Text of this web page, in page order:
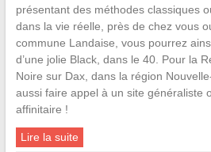
présentant des méthodes classiques
dans la vie réelle, près de chez vous
commune Landaise, vous pourrez
d’une jolie Black, dans le 40. Pour la
Noire sur Dax, dans la région
aussi faire appel à un site généraliste
affinitaire !
Lire la suite